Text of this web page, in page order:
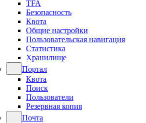
TFA
Безопасность
Квота
Общие настройки
Пользовательская навигация
Статистика
Хранилище
Портал
Квота
Поиск
Пользователи
Резервная копия
Почта